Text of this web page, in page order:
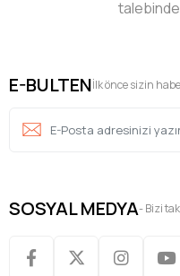
E-BULTENİlk önce sizin
SOSYAL MEDYA- Bizi